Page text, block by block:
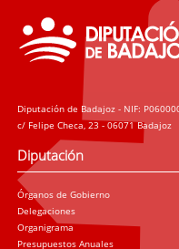
Diputación de Badajoz - NIF:
c/ Felipe Checa, 23 - 06071 Badajoz
Diputación
Órganos de Gobierno
Delegaciones
Organigrama
Presupuestos Anuales